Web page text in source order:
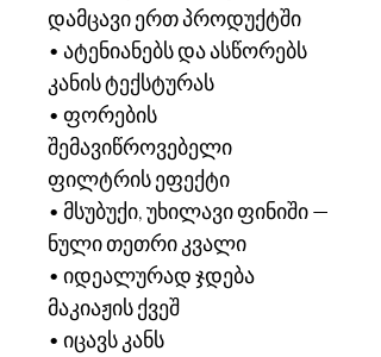
დამცავი ერთ პროდუქტში
• ატენიანებს და ასწორებს
კანის ტექსტურას
• ფორების
შემავიწროვებელი
ფილტრის ეფექტი
• მსუბუქი, უხილავი ფინიში —
ნული თეთრი კვალი
• იდეალურად ჯდება
მაკიაჟის ქვეშ
• იცავს კანს